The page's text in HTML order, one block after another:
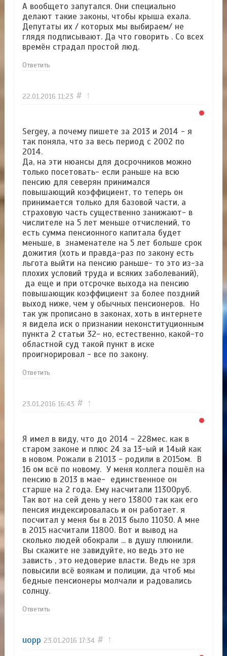
А вообщето запутался. Они специально
делают такие законы, чтобы крыша ехала.
Депутаты их / которых мы выбираем/ не
глядя подписывают. Да что говорить . Со всех
времён страдал простой люд.
Ответить
22.01.2016 11:23 # ↑
Sergey, а почему пишете за 2013 и 2014 - я
так поняла, что за весь период с 2002 по
2014.
Да, на эти нюансы для досрочников можно
только посетовать- если раньше на всю
пенсию для северян принимался
повышающий коэффициент, то теперь он
принимается только для базовой части, а
страховую часть существенно занижают- в
числителе на 5 лет меньше отчислений, то
есть сумма пенсионного капитала будет
меньше, в знаменателе на 5 лет больше срок
дожития (хоть и правда-раз по закону есть
льгота выйти на пенсию раньше- то это из-за
плохих условий труда и всяких заболеваний),
да еще и при отсрочке выхода на пенсию
повышающик коэффициент за более поздний
выход ниже, чем у обычных пенсионеров. Но
так уж прописано в законах, хоть в интернете
я видела иск о признании неконституционным
пункта 2 статьи 32- но, естественно, какой-то
областной суд такой пункт в иске
проигнорировал - все по закону.
Ответить
23.01.2016 16:43 # ↑
Я имел в виду, что до 2014 - 228мес. как в
старом законе и плюс 24 за 13-ый и 14ый как
в новом. Рожали в 21013 - родили в 2015ом. В
16 ом всё по новому. У меня коллега пошёл на
пенсию в 2013 в мае- единственное он
старше на 2 года. Ему насчитали 11300руб.
Так вот на сей день у него 13800 так как его
пенсия индексировалась и он работает. я
посчитал у меня бы в 2013 было 11030. А мне
в 2015 насчитали 11800. Вот и вывод на
сколько людей обокрали ... в душу плюнили.
Вы скажите не завидуйте, но ведь это не
зависть , это недоверие власти. Ведь не зря
повысили всё воякам и полиции, да чтоб мы
бедные пенсионеры молчали и радовались
солнцу.
Ответить
uopp 23.01.2016 17:34 # ↑